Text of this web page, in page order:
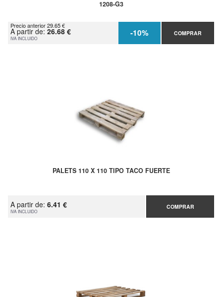
1208-G3
Precio anterior 29.65 €
A partir de: 26.68 €
IVA INCLUIDO -10% COMPRAR
PALETS 110 X 110 TIPO TACO FUERTE
A partir de: 6.41 €
IVA INCLUIDO
COMPRAR